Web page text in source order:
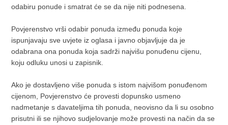
odabiru ponude i smatrat će se da nije niti podnesena.
Povjerenstvo vrši odabir ponuda između ponuda koje
ispunjavaju sve uvjete iz oglasa i javno objavljuje da je
odabrana ona ponuda koja sadrži najvišu ponuđenu cijenu,
koju odluku unosi u zapisnik.
Ako je dostavljeno više ponuda s istom najvišom ponuđenom
cijenom, Povjerenstvo će provesti dopunsko usmeno
nadmetanje s davateljima tih ponuda, neovisno da li su osobno
prisutni ili se njihovo sudjelovanje može provesti na način da se